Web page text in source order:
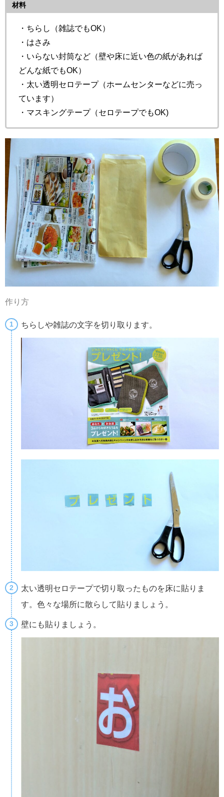
材料
・ちらし（雑誌でもOK）
・はさみ
・いらない封筒など（壁や床に近い色の紙があれば
どんな紙でもOK）
・太い透明セロテープ（ホームセンターなどに売っ
ています）
・マスキングテープ（セロテープでもOK)
作り方
ちらしや雑誌の文字を切り取ります。
太い透明セロテープで切り取ったものを床に貼りま
す。色々な場所に散らして貼りましょう。
壁にも貼りましょう。